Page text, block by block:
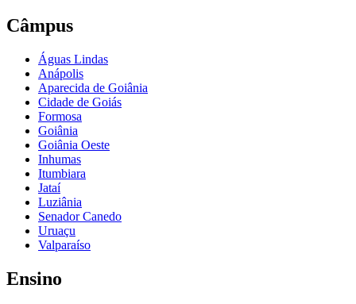
Câmpus
Águas Lindas
Anápolis
Aparecida de Goiânia
Cidade de Goiás
Formosa
Goiânia
Goiânia Oeste
Inhumas
Itumbiara
Jataí
Luziânia
Senador Canedo
Uruaçu
Valparaíso
Ensino